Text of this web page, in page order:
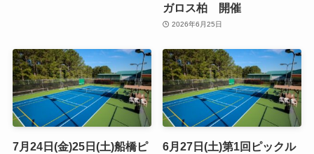
ガロス柏 開催
2026年6月25日
7月24日(金)25日(土)船橋ピ
6月27日(土)第1回ピックル